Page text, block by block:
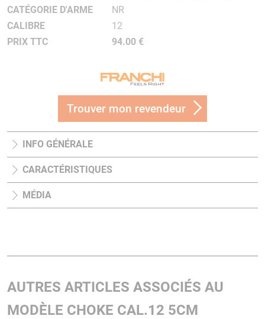
CATÉGORIE D'ARME
NR
CALIBRE
12
PRIX TTC
94.00 €
Trouver mon revendeur
INFO GÉNÉRALE
CARACTÉRISTIQUES
MÉDIA
AUTRES ARTICLES ASSOCIÉS AU
MODÈLE CHOKE CAL.12 5CM